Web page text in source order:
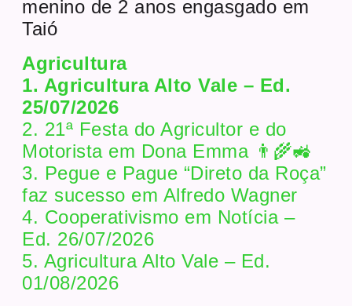
menino de 2 anos engasgado em
Taió
Agricultura
1. Agricultura Alto Vale – Ed.
25/07/2026
2. 21ª Festa do Agricultor e do
Motorista em Dona Emma 👨‍🌾🚜
3. Pegue e Pague “Direto da Roça”
faz sucesso em Alfredo Wagner
4. Cooperativismo em Notícia –
Ed. 26/07/2026
5. Agricultura Alto Vale – Ed.
01/08/2026